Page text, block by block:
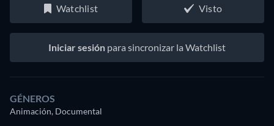
Watchlist Visto
Iniciar sesión para sincronizar la Watchlist
GÉNEROS
Animación, Documental